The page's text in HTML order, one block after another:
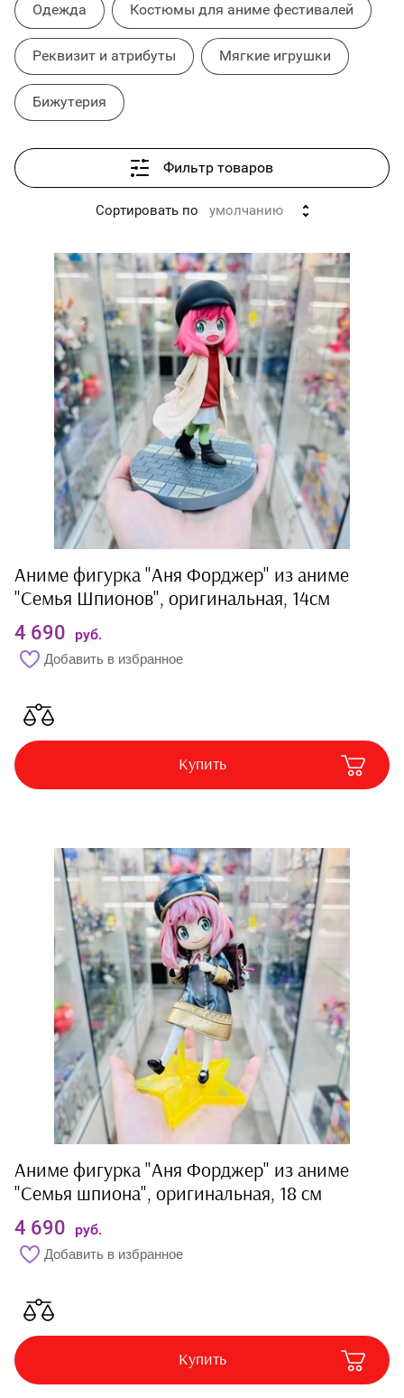
Подушки-
обнимашки 150х50
Мини-подушки 16,5
х 5см
Рюкзаки и сумки
Рюкзаки
Сумки
Канцелярия
Плакаты
Наклейки
Альбомы
Обложки для
документов
Пеналы
Календари
Линейки и прочее
Одежда
Кепки
Кофты
Шапки
Шарфы
Купальники
Куртки и плащи
Колготки
Одежда Костюмы для аниме фестивалей
Реквизит и атрибуты Мягкие игрушки
Бижутерия
Фильтр товаров
Сортировать по умолчанию
Аниме фигурка "Аня Форджер" из аниме
"Семья Шпионов", оригинальная, 14см
4 690 руб.
Добавить в избранное
Купить
Аниме фигурка "Аня Форджер" из аниме
"Семья шпиона", оригинальная, 18 см
4 690 руб.
Добавить в избранное
Купить